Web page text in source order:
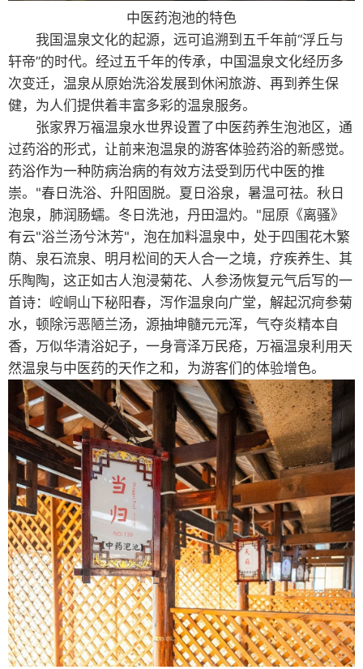
中医药泡池的特色
我国温泉文化的起源，远可追溯到五千年前“浮丘与
轩帝”的时代。经过五千年的传承，中国温泉文化经历多
次变迁，温泉从原始洗浴发展到休闲旅游、再到养生保
健，为人们提供着丰富多彩的温泉服务。
张家界万福温泉水世界设置了中医药养生泡池区，通
过药浴的形式，让前来泡温泉的游客体验药浴的新感觉。
药浴作为一种防病治病的有效方法受到历代中医的推
崇。"春日洗浴、升阳固脱。夏日浴泉，暑温可祛。秋日
泡泉，肺润肠蠕。冬日洗池，丹田温灼。"屈原《离骚》
有云"浴兰汤兮沐芳"，泡在加料温泉中，处于四围花木繁
荫、泉石流泉、明月松间的天人合一之境，疗疾养生、其
乐陶陶，这正如古人泡浸菊花、人参汤恢复元气后写的一
首诗：崆峒山下秘阳春，泻作温泉向广堂，解起沉疴参菊
水，顿除污恶陋兰汤，源抽坤髓元元浑，气夺炎精本自
香，万似华清浴妃子，一身膏泽万民疮，万福温泉利用天
然温泉与中医药的天作之和，为游客们的体验增色。